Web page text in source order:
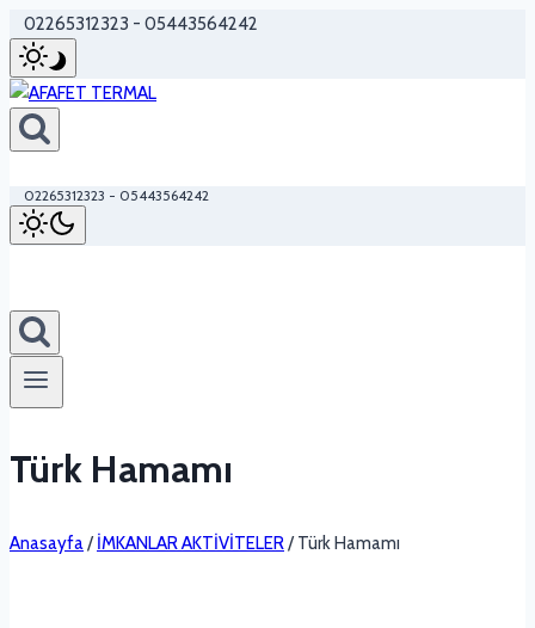
Skip
to
content
02265312323 - 05443564242
02265312323 - 05443564242
Türk Hamamı
Anasayfa/ İMKANLAR AKTİVİTELER/ Türk Hamamı